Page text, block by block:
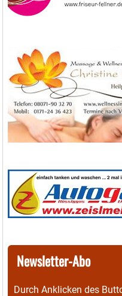
Newsletter-Abo
Durch Anklicken des